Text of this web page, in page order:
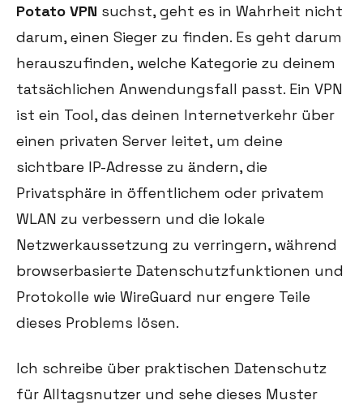
Potato VPN suchst, geht es in Wahrheit nicht
darum, einen Sieger zu finden. Es geht darum
herauszufinden, welche Kategorie zu deinem
tatsächlichen Anwendungsfall passt. Ein VPN
ist ein Tool, das deinen Internetverkehr über
einen privaten Server leitet, um deine
sichtbare IP-Adresse zu ändern, die
Privatsphäre in öffentlichem oder privatem
WLAN zu verbessern und die lokale
Netzwerkaussetzung zu verringern, während
browserbasierte Datenschutzfunktionen und
Protokolle wie WireGuard nur engere Teile
dieses Problems lösen.
Ich schreibe über praktischen Datenschutz
für Alltagsnutzer und sehe dieses Muster